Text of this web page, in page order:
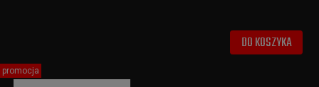
DO KOSZYKA
promocja